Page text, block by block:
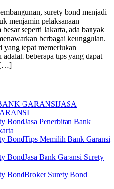
surety bond menjadi
menjamin pelaksanaan
seperti Jakarta, ada banyak
berbagai keunggulan.
yang tepat memerlukan
beberapa tips yang dapat
[…]
JASA
Jasa Penerbitan Bank
Tips Memilih Bank Garansi
Jasa Bank Garansi Surety
Broker Surety Bond